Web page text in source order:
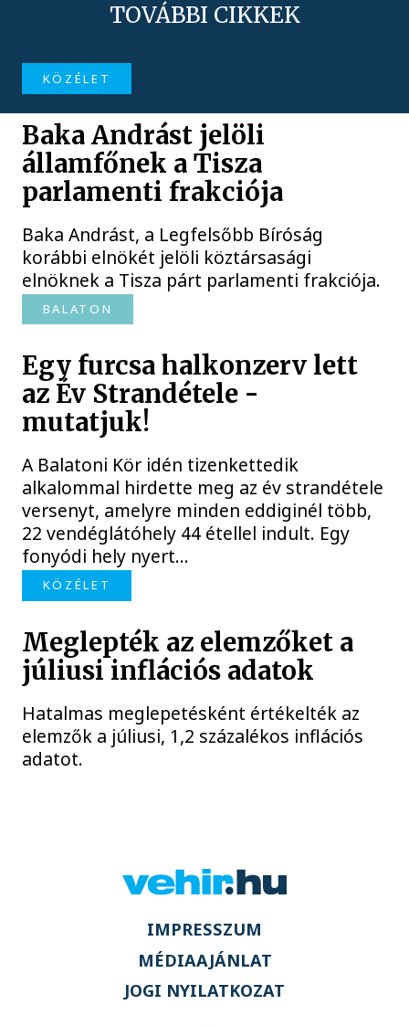
TOVÁBBI CIKKEK
KÖZÉLET
Baka Andrást jelöli
államfőnek a Tisza
parlamenti frakciója
Baka Andrást, a Legfelsőbb Bíróság
korábbi elnökét jelöli köztársasági
elnöknek a Tisza párt parlamenti frakciója.
BALATON
Egy furcsa halkonzerv lett
az Év Strandétele -
mutatjuk!
A Balatoni Kör idén tizenkettedik
alkalommal hirdette meg az év strandétele
versenyt, amelyre minden eddiginél több,
22 vendéglátóhely 44 étellel indult. Egy
fonyódi hely nyert...
KÖZÉLET
Meglepték az elemzőket a
júliusi inflációs adatok
Hatalmas meglepetésként értékelték az
elemzők a júliusi, 1,2 százalékos inflációs
adatot.
IMPRESSZUM
MÉDIAAJÁNLAT
JOGI NYILATKOZAT